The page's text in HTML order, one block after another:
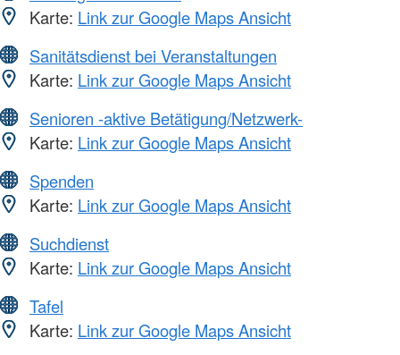
Karte: Link zur Google Maps Ansicht
Sanitätsdienst bei Veranstaltungen
Karte: Link zur Google Maps Ansicht
Senioren -aktive Betätigung/Netzwerk-
Karte: Link zur Google Maps Ansicht
Spenden
Karte: Link zur Google Maps Ansicht
Suchdienst
Karte: Link zur Google Maps Ansicht
Tafel
Karte: Link zur Google Maps Ansicht